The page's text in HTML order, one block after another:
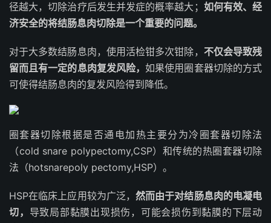
径越大，切除治疗后发生并发症的概率越大； 如何有效、经
济安全的将结肠息肉切除是一个重要的问题。
对于大多数结肠息肉，使用 活检钳多次钳除， 不仅会导致残
留而且有一定的息肉复发风险，如果使用 圈套器切除的方式
可使得结肠息肉的复发风险得到降低。
圈套器切除根据是否通电加热主要分为冷圈套器切除法
（cold snare polypectomy,CSP）和传统的热圈套器切除
法（hotsnarepoly pectomy,HSP）。
HSP在临床上应用较为广泛， 然而由于对结肠息肉的电凝电
切， 导致局部黏膜出现损伤，可能会损伤到黏膜的下层动